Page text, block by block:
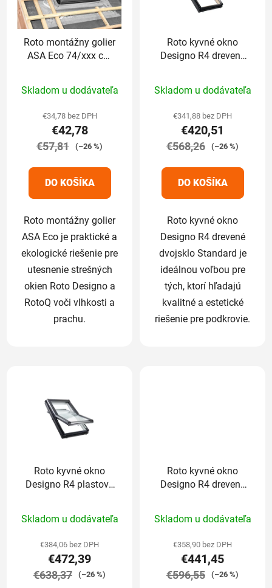
Roto montážny golier
ASA Eco 74/xxx cm
hodnotenie
produktu
je
5,0
5
hviezdičiek.
Skladom u dodávateľa
€34,78 bez DPH
€42,78
€57,81 (–26 %)
DO KOŠÍKA
Roto montážny golier
ASA Eco je praktické a
ekologické riešenie pre
utesnenie strešných
okien Roto Designo a
RotoQ voči vlhkosti a
prachu.
Roto kyvné okno
Designo R4 drevené
hodnotenie
produktu
je
5,0
5
hviezdičiek.
Skladom u dodávateľa
€341,88 bez DPH
€420,51
€568,26 (–26 %)
DO KOŠÍKA
Roto kyvné okno
Designo R4 drevené
dvojsklo Standard je
ideálnou voľbou pre
tých, ktorí hľadajú
kvalitné a estetické
riešenie pre podkrovie.
Roto kyvné okno
Designo R4 plastové
hodnotenie
produktu
je
5,0
Skladom u dodávateľa
€384,06 bez DPH
€472,39
€638,37 (–26 %)
Roto kyvné okno
Designo R4 drevené
hodnotenie
produktu
je
5,0
Skladom u dodávateľa
€358,90 bez DPH
€441,45
€596,55 (–26 %)